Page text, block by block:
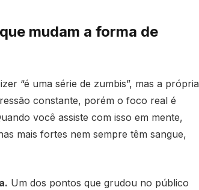
mudam a forma de
“é uma série de zumbis”, mas a própria
constante, porém o foco real é
você assiste com isso em mente,
mais fortes nem sempre têm sangue,
Um dos pontos que grudou no público